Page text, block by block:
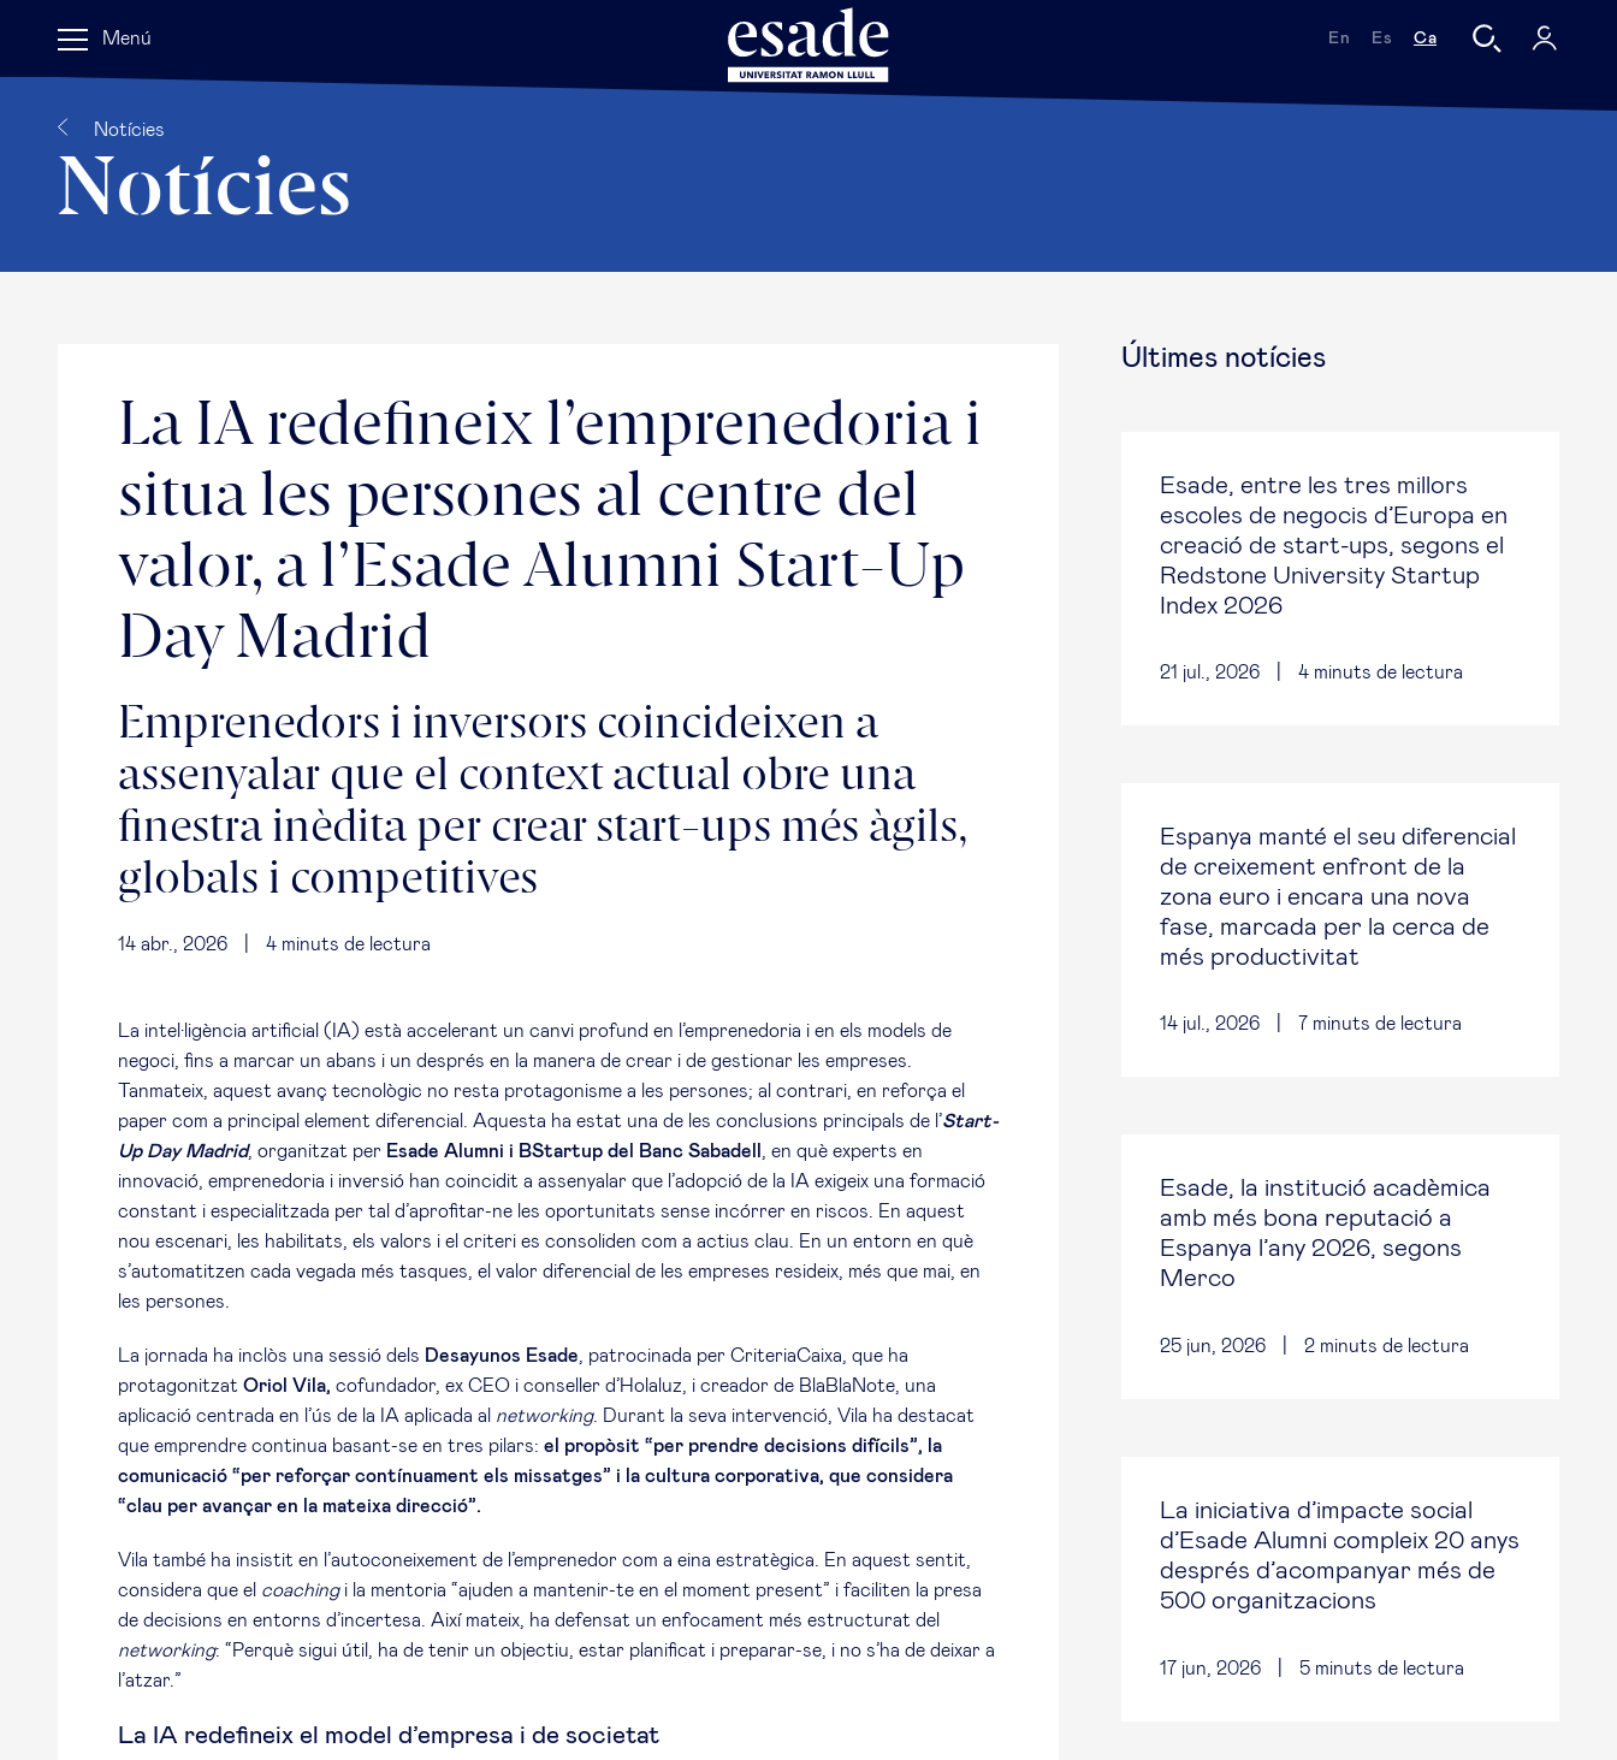
En Es Ca
Menú
Notícies
Notícies
La IA redefineix l’emprenedoria i
situa les persones al centre del
valor, a l’Esade Alumni Start-Up
Day Madrid
Emprenedors i inversors coincideixen a
assenyalar que el context actual obre una
finestra inèdita per crear start-ups més àgils,
globals i competitives
14 abr., 2026 4 minuts de lectura
La intel·ligència artificial (IA) està accelerant un canvi profund en l’emprenedoria i en els models de
negoci, fins a marcar un abans i un després en la manera de crear i de gestionar les empreses.
Tanmateix, aquest avanç tecnològic no resta protagonisme a les persones; al contrari, en reforça el
paper com a principal element diferencial. Aquesta ha estat una de les conclusions principals de l’Start-
Up Day Madrid, organitzat per Esade Alumni i BStartup del Banc Sabadell
, en què experts en
innovació, emprenedoria i inversió han coincidit a assenyalar que l’adopció de la IA exigeix una formació
constant i especialitzada per tal d’aprofitar-ne les oportunitats sense incórrer en riscos. En aquest
nou escenari, les habilitats, els valors i el criteri es consoliden com a actius clau. En un entorn en què
s’automatitzen cada vegada més tasques, el valor diferencial de les empreses resideix, més que mai, en
les persones.
La jornada ha inclòs una sessió dels Desayunos Esade , patrocinada per CriteriaCaixa, que ha
protagonitzat Oriol Vila, cofundador, ex CEO i conseller d’Holaluz, i creador de BlaBlaNote, una
aplicació centrada en l’ús de la IA aplicada al networking. Durant la seva intervenció, Vila ha destacat
que emprendre continua basant-se en tres pilars: el propòsit “per prendre decisions difícils”, la
comunicació “per reforçar contínuament els missatges” i la cultura corporativa, que considera
“clau per avançar en la mateixa direcció”.
Vila també ha insistit en l’autoconeixement de l’emprenedor com a eina estratègica. En aquest sentit,
considera que el coachingi la mentoria “ajuden a mantenir-te en el moment present” i faciliten la presa
de decisions en entorns d’incertesa. Així mateix, ha defensat un enfocament més estructurat del
networking: “Perquè sigui útil, ha de tenir un objectiu, estar planificat i preparar-se, i no s’ha de deixar a
l’atzar.”
La IA redefineix el model d’empresa i de societat
Últimes notícies
Esade, entre les tres millors
escoles de negocis d’Europa en
creació de start-ups, segons el
Redstone University Startup
Index 2026
21 jul., 2026 4 minuts de lectura
Espanya manté el seu diferencial
de creixement enfront de la
zona euro i encara una nova
fase, marcada per la cerca de
més productivitat
14 jul., 2026 7 minuts de lectura
Esade, la institució acadèmica
amb més bona reputació a
Espanya l’any 2026, segons
Merco
25 jun, 2026 2 minuts de lectura
La iniciativa d’impacte social
d’Esade Alumni compleix 20 anys
després d’acompanyar més de
500 organitzacions
17 jun, 2026 5 minuts de lectura